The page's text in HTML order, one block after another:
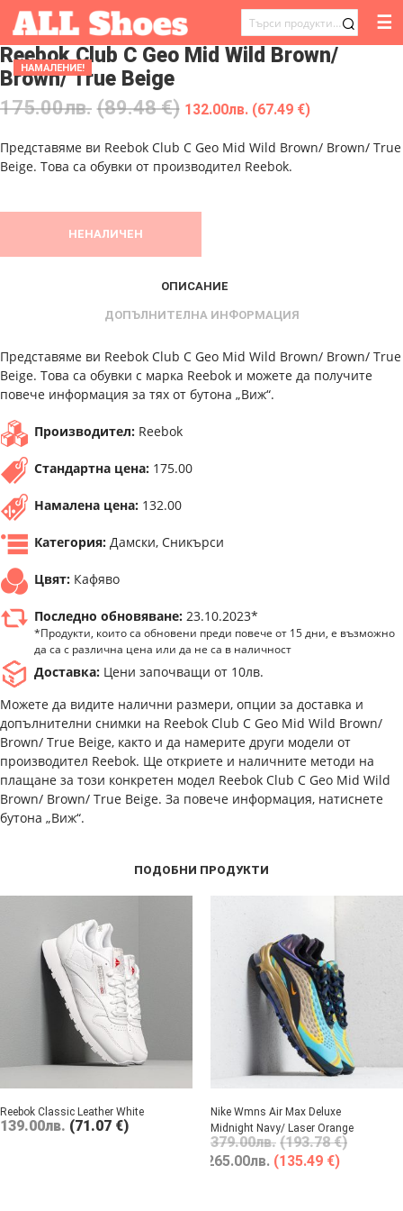
ТЪРСЕНЕ
ЗА:
☰
НАМАЛЕНИЕ!
Reebok Club C Geo Mid Wild Brown/
Brown/ True Beige
175.00лв. (89.48 €) 132.00лв. (67.49 €)
Представяме ви Reebok Club C Geo Mid Wild Brown/ Brown/ True
Beige. Това са обувки от производител Reebok.
НЕНАЛИЧЕН
ОПИСАНИЕ
ДОПЪЛНИТЕЛНА ИНФОРМАЦИЯ
Представяме ви Reebok Club C Geo Mid Wild Brown/ Brown/ True
Beige. Това са обувки с марка Reebok и можете да получите
повече информация за тях от бутона „Виж“.
Производител: Reebok
Стандартна цена: 175.00
Намалена цена: 132.00
Категория: Дамски, Сникърси
Цвят: Кафяво
Последно обновяване: 23.10.2023*
*Продукти, които са обновени преди повече от 15 дни, е възможно
да са с различна цена или да не са в наличност
Доставка: Цени започващи от 10лв.
Можете да видите налични размери, опции за доставка и
допълнителни снимки на Reebok Club C Geo Mid Wild Brown/
Brown/ True Beige, както и да намерите други модели от
производител Reebok. Ще откриете и наличните методи на
плащане за този конкретен модел Reebok Club C Geo Mid Wild
Brown/ Brown/ True Beige. За повече информация, натиснете
бутона „Виж“.
ПОДОБНИ ПРОДУКТИ
Reebok Classic Leather White
139.00лв. (71.07 €)
Nike Wmns Air Max Deluxe
Midnight Navy/ Laser Orange
379.00лв. (193.78 €)
265.00лв. (135.49 €)